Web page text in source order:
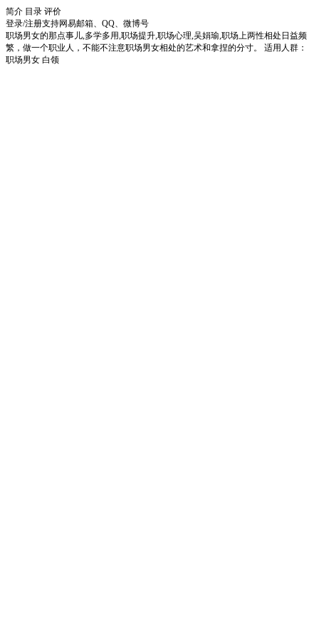
简介 目录 评价
登录/注册支持网易邮箱、QQ、微博号
职场男女的那点事儿,多学多用,职场提升,职场心理,吴娟瑜,职场上两性相处日益频
繁，做一个职业人，不能不注意职场男女相处的艺术和拿捏的分寸。 适用人群：
职场男女 白领